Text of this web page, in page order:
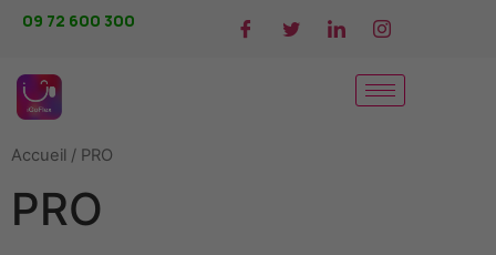
09 72 600 300
Accueil / PRO
PRO